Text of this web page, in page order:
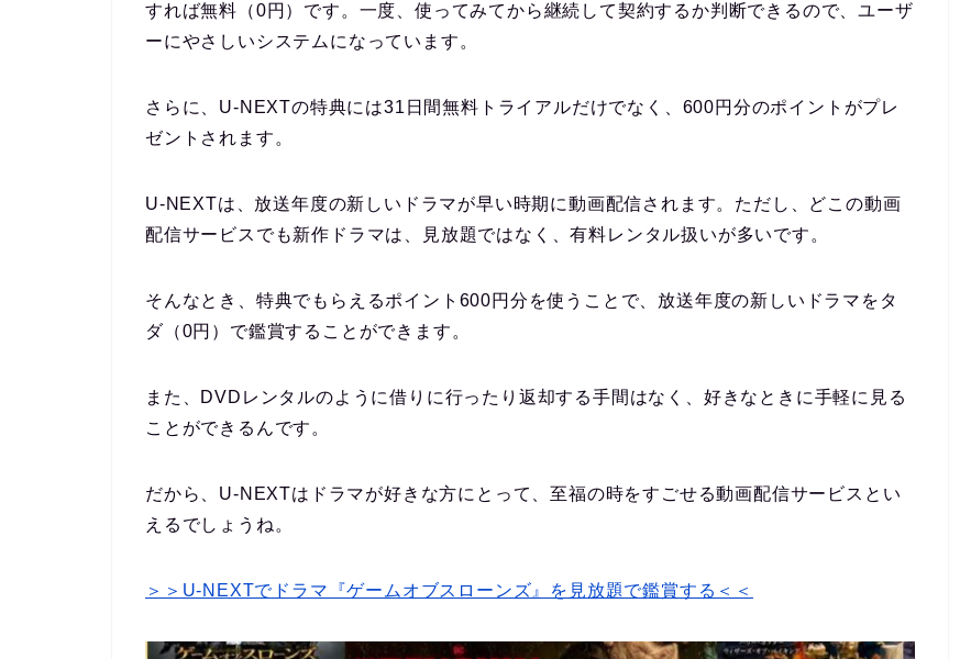
すれば無料（0円）です。一度、使ってみてから継続して契約するか判断できるので、ユーザ
ーにやさしいシステムになっています。
さらに、U-NEXTの特典には31日間無料トライアルだけでなく、600円分のポイントがプレ
ゼントされます。
U-NEXTは、放送年度の新しいドラマが早い時期に動画配信されます。ただし、どこの動画
配信サービスでも新作ドラマは、見放題ではなく、有料レンタル扱いが多いです。
そんなとき、特典でもらえるポイント600円分を使うことで、放送年度の新しいドラマをタ
ダ（0円）で鑑賞することができます。
また、DVDレンタルのように借りに行ったり返却する手間はなく、好きなときに手軽に見る
ことができるんです。
だから、U-NEXTはドラマが好きな方にとって、至福の時をすごせる動画配信サービスとい
えるでしょうね。
＞＞U-NEXTでドラマ『ゲームオブスローンズ』を見放題で鑑賞する＜＜